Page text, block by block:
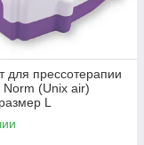
для прессотерапии
Norm (Unix air)
L